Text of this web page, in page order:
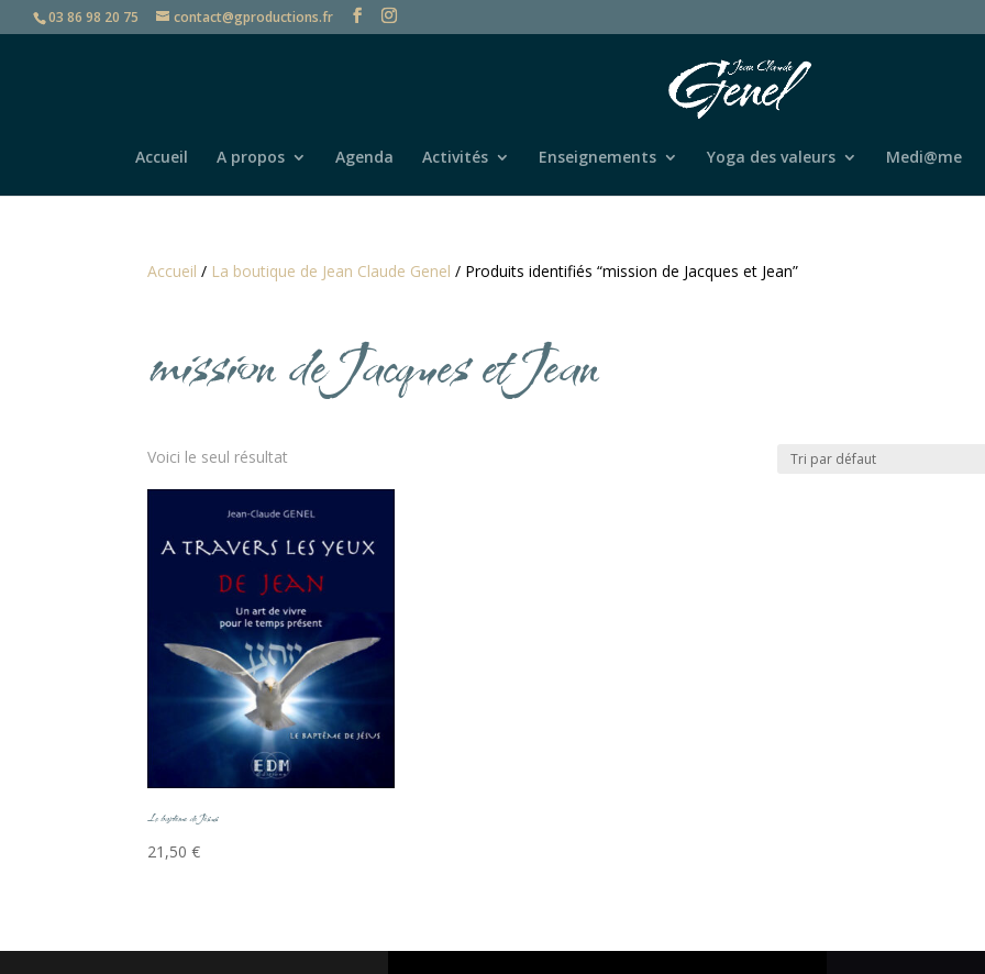
03 86 98 20 75 contact@gproductions.fr
Accueil A propos Agenda Activités Enseignements Yoga des valeurs Medi@me
Accueil / La boutique de Jean Claude Genel / Produits identifiés “mission de Jacques et Jean”
mission de Jacques et Jean
Voici le seul résultat
Le baptême de Jésus
21,50€